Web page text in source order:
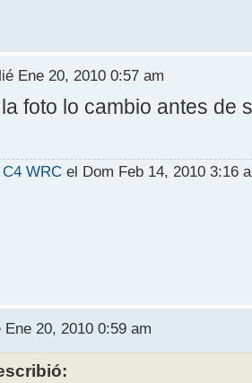
Ene 20, 2010 0:57 am
foto lo cambio antes de
C4 WRC el Dom Feb 14, 2010 3:16
Ene 20, 2010 0:59 am